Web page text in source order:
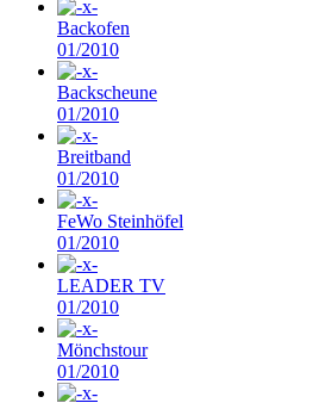
Backofen
01/2010
Backscheune
01/2010
Breitband
01/2010
FeWo Steinhöfel
01/2010
LEADER TV
01/2010
Mönchstour
01/2010